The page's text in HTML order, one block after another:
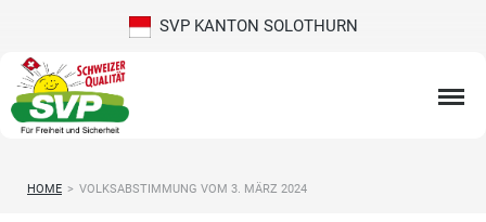
SVP KANTON SOLOTHURN
HOME > VOLKSABSTIMMUNG VOM 3. MÄRZ 2024